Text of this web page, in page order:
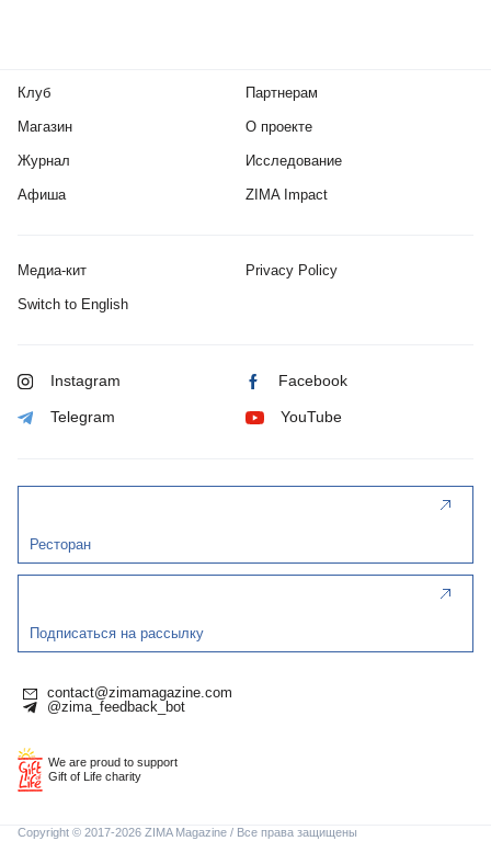
Клуб
Магазин
Журнал
Афиша
Партнерам
О проекте
Исследование
ZIMA Impact
Медиа-кит Privacy Policy
Switch to English
Instagram Facebook
Telegram YouTube
Ресторан
Подписаться на рассылку
contact@zimamagazine.com
@zima_feedback_bot
We are proud to support
Gift of Life charity
Copyright © 2017-2026 ZIMA Magazine / Все права защищены